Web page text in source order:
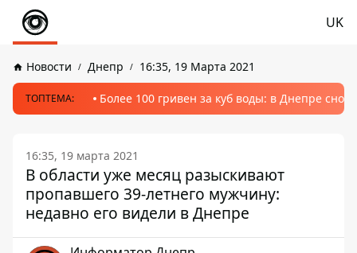
UK
Новости Днепр 16:35, 19 Марта 2021
ТОПТЕМА: Более 100 гривен за куб воды: в Днепре
16:35, 19 марта 2021
В области уже месяц разыскивают
пропавшего 39-летнего мужчину:
недавно его видели в Днепре